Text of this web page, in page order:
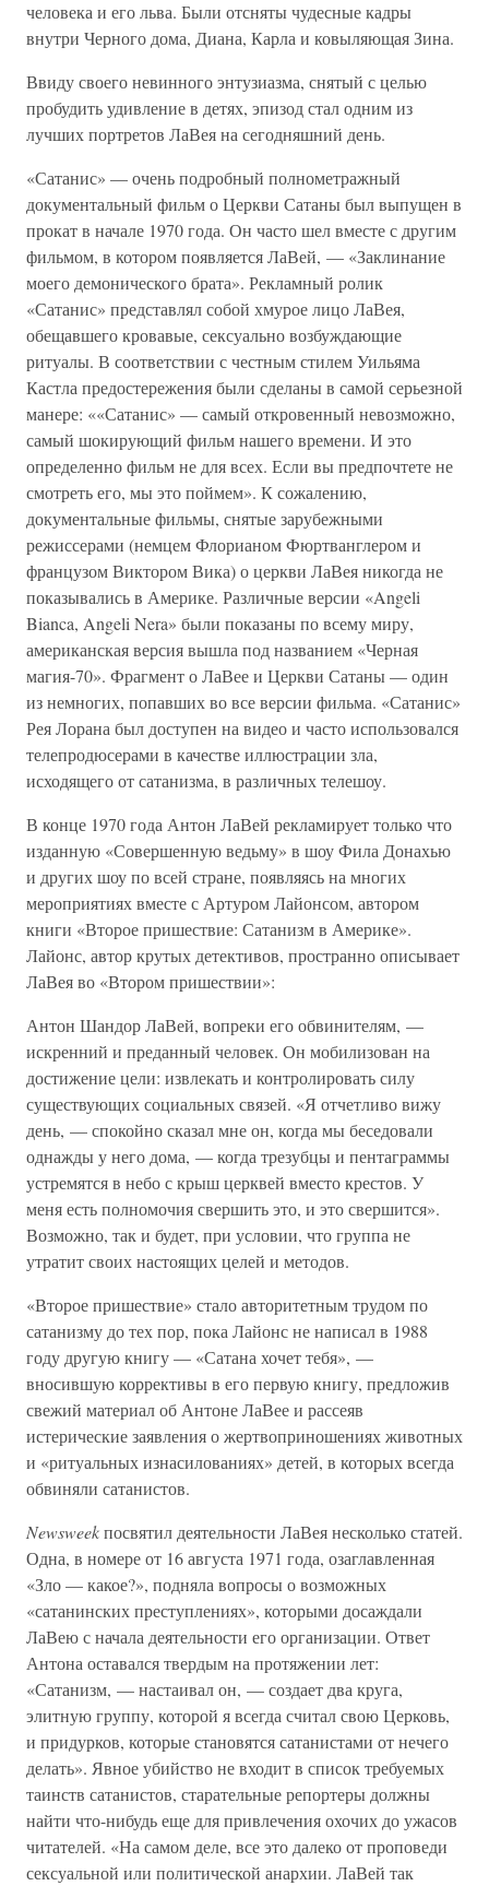
человека и его льва. Были отсняты чудесные кадры
внутри Черного дома, Диана, Карла и ковыляющая Зина.
Ввиду своего невинного энтузиазма, снятый с целью
пробудить удивление в детях, эпизод стал одним из
лучших портретов ЛаВея на сегодняшний день.
«Сатанис» — очень подробный полнометражный
документальный фильм о Церкви Сатаны был выпущен в
прокат в начале 1970 года. Он часто шел вместе с другим
фильмом, в котором появляется ЛаВей, — «Заклинание
моего демонического брата». Рекламный ролик
«Сатанис» представлял собой хмурое лицо ЛаВея,
обещавшего кровавые, сексуально возбуждающие
ритуалы. В соответствии с честным стилем Уильяма
Кастла предостережения были сделаны в самой серьезной
манере: ««Сатанис» — самый откровенный невозможно,
самый шокирующий фильм нашего времени. И это
определенно фильм не для всех. Если вы предпочтете не
смотреть его, мы это поймем». К сожалению,
документальные фильмы, снятые зарубежными
режиссерами (немцем Флорианом Фюртванглером и
французом Виктором Вика) о церкви ЛаВея никогда не
показывались в Америке. Различные версии «Angeli
Bianca, Angeli Nera» были показаны по всему миру,
американская версия вышла под названием «Черная
магия-70». Фрагмент о ЛаВее и Церкви Сатаны — один
из немногих, попавших во все версии фильма. «Сатанис»
Рея Лорана был доступен на видео и часто использовался
телепродюсерами в качестве иллюстрации зла,
исходящего от сатанизма, в различных телешоу.
В конце 1970 года Антон ЛаВей рекламирует только что
изданную «Совершенную ведьму» в шоу Фила Донахью
и других шоу по всей стране, появляясь на многих
мероприятиях вместе с Артуром Лайонсом, автором
книги «Второе пришествие: Сатанизм в Америке».
Лайонс, автор крутых детективов, пространно описывает
ЛаВея во «Втором пришествии»:
Антон Шандор ЛаВей, вопреки его обвинителям, —
искренний и преданный человек. Он мобилизован на
достижение цели: извлекать и контролировать силу
существующих социальных связей. «Я отчетливо вижу
день, — спокойно сказал мне он, когда мы беседовали
однажды у него дома, — когда трезубцы и пентаграммы
устремятся в небо с крыш церквей вместо крестов. У
меня есть полномочия свершить это, и это свершится».
Возможно, так и будет, при условии, что группа не
утратит своих настоящих целей и методов.
«Второе пришествие» стало авторитетным трудом по
сатанизму до тех пор, пока Лайонс не написал в 1988
году другую книгу — «Сатана хочет тебя», —
вносившую коррективы в его первую книгу, предложив
свежий материал об Антоне ЛаВее и рассеяв
истерические заявления о жертвоприношениях животных
и «ритуальных изнасилованиях» детей, в которых всегда
обвиняли сатанистов.
Newsweekпосвятил деятельности ЛаВея несколько статей.
Одна, в номере от 16 августа 1971 года, озаглавленная
«Зло — какое?», подняла вопросы о возможных
«сатанинских преступлениях», которыми досаждали
ЛаВею с начала деятельности его организации. Ответ
Антона оставался твердым на протяжении лет:
«Сатанизм, — настаивал он, — создает два круга,
элитную группу, которой я всегда считал свою Церковь,
и придурков, которые становятся сатанистами от нечего
делать». Явное убийство не входит в список требуемых
таинств сатанистов, старательные репортеры должны
найти что-нибудь еще для привлечения охочих до ужасов
читателей. «На самом деле, все это далеко от проповеди
сексуальной или политической анархии. ЛаВей так